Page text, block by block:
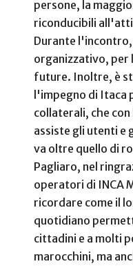
persone, la
riconducibili
Durante l'incontro,
organizzativo, per
future. Inoltre, è
l'impegno di Itaca
collaterali, che
assiste gli utenti e
va oltre quello di
Pagliaro, nel
operatori di INCA
ricordare come il
quotidiano
cittadini e a molti
marocchini, ma